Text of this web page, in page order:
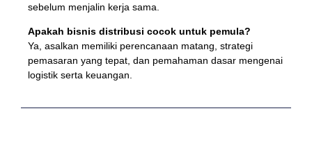
sebelum menjalin kerja sama.
Apakah bisnis distribusi cocok untuk pemula?
Ya, asalkan memiliki perencanaan matang, strategi
pemasaran yang tepat, dan pemahaman dasar mengenai
logistik serta keuangan.